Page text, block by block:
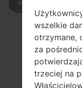
wszelkie
otrzymane,
za
trzeciej na